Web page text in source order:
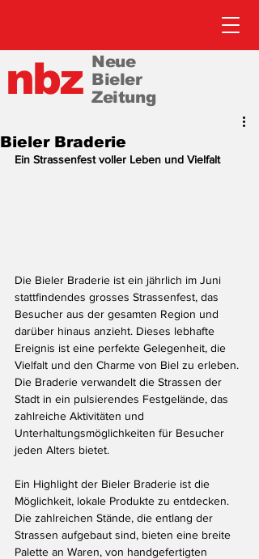
nbz Neue
Bieler
Zeitung
Bieler Braderie
Ein Strassenfest voller Leben und Vielfalt
Die Bieler Braderie ist ein jährlich im Juni
stattfindendes grosses Strassenfest, das
Besucher aus der gesamten Region und
darüber hinaus anzieht. Dieses lebhafte
Ereignis ist eine perfekte Gelegenheit, die
Vielfalt und den Charme von Biel zu erleben.
Die Braderie verwandelt die Strassen der
Stadt in ein pulsierendes Festgelände, das
zahlreiche Aktivitäten und
Unterhaltungsmöglichkeiten für Besucher
jeden Alters bietet.
Ein Highlight der Bieler Braderie ist die
Möglichkeit, lokale Produkte zu entdecken.
Die zahlreichen Stände, die entlang der
Strassen aufgebaut sind, bieten eine breite
Palette an Waren, von handgefertigten